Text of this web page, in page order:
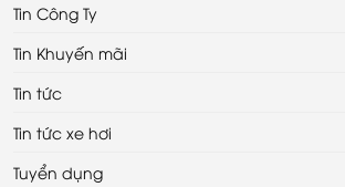
Tin Công Ty
Tin Khuyến mãi
Tin tức
Tin tức xe hơi
Tuyển dụng